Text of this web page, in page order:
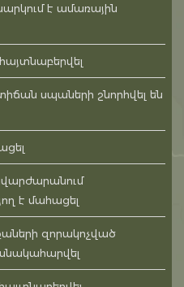
է ամառային
սպաների շնորհվել են
է մահացել
զորակոչված